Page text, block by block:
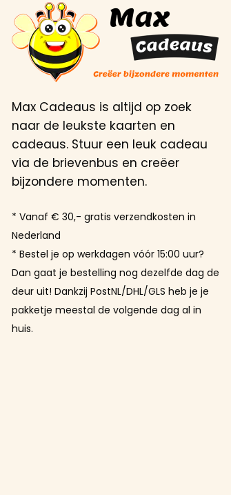
Max Cadeaus is altijd op zoek
naar de leukste kaarten en
cadeaus. Stuur een leuk cadeau
via de brievenbus en creëer
bijzondere momenten.
* Vanaf € 30,- gratis verzendkosten in
Nederland
* Bestel je op werkdagen vóór 15:00 uur?
Dan gaat je bestelling nog dezelfde dag de
deur uit! Dankzij PostNL/DHL/GLS heb je je
pakketje meestal de volgende dag al in
huis.